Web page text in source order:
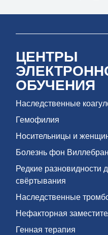
ЦЕНТРЫ
ОБУЧЕНИЯ
Наследственные
Гемофилия
Носительницы и
Болезнь фон
Редкие разновидности
свёртывания
Наследственные
Нефакторная
Генная терапия